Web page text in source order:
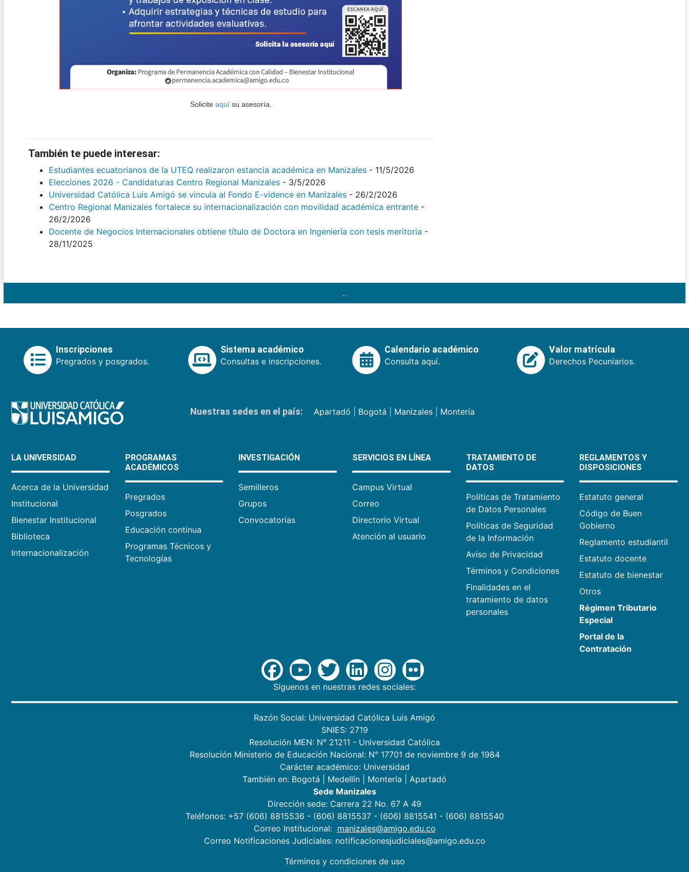
Solicite aquí su asesoría.
También te puede interesar:
Estudiantes ecuatorianos de la UTEQ realizaron estancia académica en Manizales - 11/5/2026
Elecciones 2026 - Candidaturas Centro Regional Manizales - 3/5/2026
Universidad Católica Luis Amigó se vincula al Fondo E-vidence en Manizales - 26/2/2026
Centro Regional Manizales fortalece su internacionalización con movilidad académica entrante -
26/2/2026
Docente de Negocios Internacionales obtiene título de Doctora en Ingeniería con tesis meritoria -
28/11/2025
..
Inscripciones
Pregrados y posgrados.
Sistema académico
Consultas e inscripciones.
Calendario académico
Consulta aquí.
Valor matrícula
Derechos Pecuniarios.
Nuestras sedes en el país: Apartadó Bogotá Manizales| Montería
LA UNIVERSIDAD
Acerca de la Universidad
Institucional
Bienestar Institucional
Biblioteca
Internacionalización
PROGRAMAS
ACADÉMICOS
Pregrados
Posgrados
Educación continua
Programas Técnicos y
Tecnologías
INVESTIGACIÓN
Semilleros
Grupos
Convocatorias
SERVICIOS EN LÍNEA
Campus Virtual
Correo
Directorio Virtual
Atención al usuario
TRATAMIENTO DE
DATOS
Políticas de Tratamiento
de Datos Personales
Políticas de Seguridad
de la Información
Aviso de Privacidad
Términos y Condiciones
Finalidades en el
tratamiento de datos
personales
REGLAMENTOS Y
DISPOSICIONES
Estatuto general
Código de Buen
Gobierno
Reglamento estudiantil
Estatuto docente
Estatuto de bienestar
Otros
Régimen Tributario
Especial
Portal de la
Contratación
Síguenos en nuestras redes sociales:
Razón Social: Universidad Católica Luis Amigó
SNIES: 2719
Resolución MEN: N° 21211 - Universidad Católica
Resolución Ministerio de Educación Nacional: N° 17701 de noviembre 9 de 1984
Carácter académico: Universidad
También en: Bogotá Medellín Montería
Apartadó
Sede Manizales
Dirección sede: Carrera 22 No. 67 A 49
Teléfonos: +57 (606) 8815536 - (606) 8815537 - (606) 8815541 - (606) 8815540
Correo Institucional: manizales@amigo.edu.co
Correo Notificaciones Judiciales: notificacionesjudiciales@amigo.edu.co
Términos y condiciones de uso